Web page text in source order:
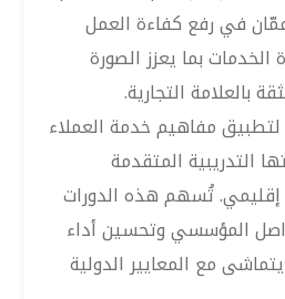
في رفع كفاءة العمل
بما يعزز الصورة
بالعلامة التجارية.
لتطبيق مفاهيم خدمة العملاء
التدريبية المتقدمة
تُسهم هذه الدورات
المؤسسي وتحسين أداء
مع المعايير الدولية